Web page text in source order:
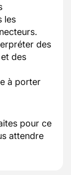
les
des
des
à porter
pour ce
attendre